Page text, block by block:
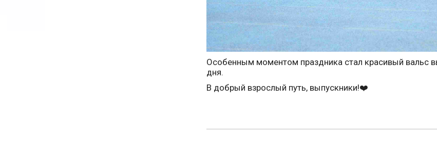
Особенным моментом праздника стал красивый вальс
дня.
В добрый взрослый путь, выпускники!❤️